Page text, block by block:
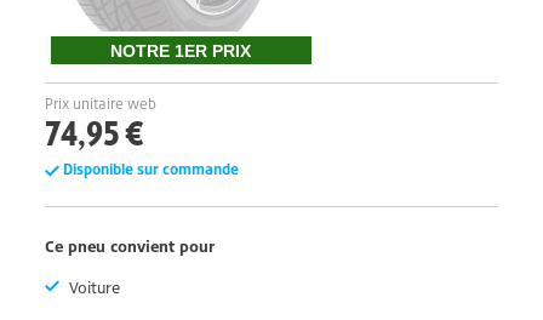
NOTRE 1ER PRIX
Prix unitaire web
74,95 €
Disponible sur commande
Ce pneu convient pour
Voiture